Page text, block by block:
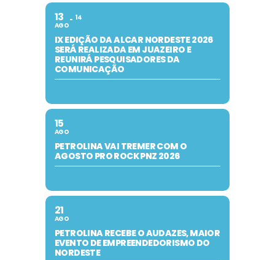
13
AGO
14
IX EDIÇÃO DA ALCAR NORDESTE 2026
SERÁ REALIZADA EM JUAZEIRO E
REUNIRÁ PESQUISADORES DA
COMUNICAÇÃO
15
AGO
PETROLINA VAI TREMER COM O
AGOSTO PRO ROCK PNZ 2026
21
AGO
PETROLINA RECEBE O AUDAZES, MAIOR
EVENTO DE EMPREENDEDORISMO DO
NORDESTE